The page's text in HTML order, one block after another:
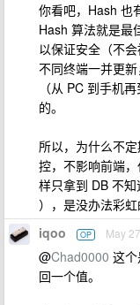
你看吧，Hash 也
Hash 算法就是最
以保证安全（不
不同终端一并更
（从 PC 到手机
的。
所以，为什么不
控，不影响前端
样只拿到 DB 不
），是没办法彩虹
iqoo OP May
@Chad0000 这
回一个值。